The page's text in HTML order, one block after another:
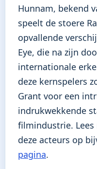
Hunnam, bekend
speelt de stoere
opvallende
Eye, die na zijn
internationale
deze kernspelers
Grant voor een
indrukwekkende
filmindustrie.
deze acteurs op
pagina.